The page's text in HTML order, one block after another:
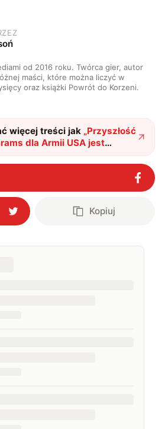
od 2016 roku. Twórca gier, autor
maści, które można liczyć w
oraz książki Powrót do Korzeni.
więcej treści jak „Przyszłość
dla Armii USA jest
nie usłana różami"?
Kopiuj